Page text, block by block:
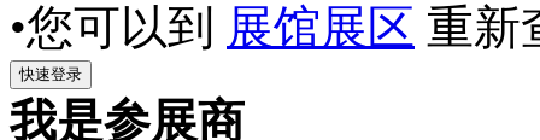
•您可以到 展馆展区 重新
我是参展商